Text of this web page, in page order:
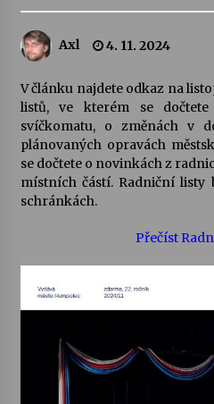
Veselí muzikanti
Pozvánka na
šedesátka: 28.
28. 7. 2026
28. 7. 2026
Votavžatský ploty
23. 7. 2026
Letní koncerty
Axl 4. 11. 2024
V článku najdete odkaz na
listů, ve kterém se
svíčkomatu, o změnách v
plánovaných opravách
se dočtete o novinkách z
místních částí. Radniční listy
schránkách.
Přečíst